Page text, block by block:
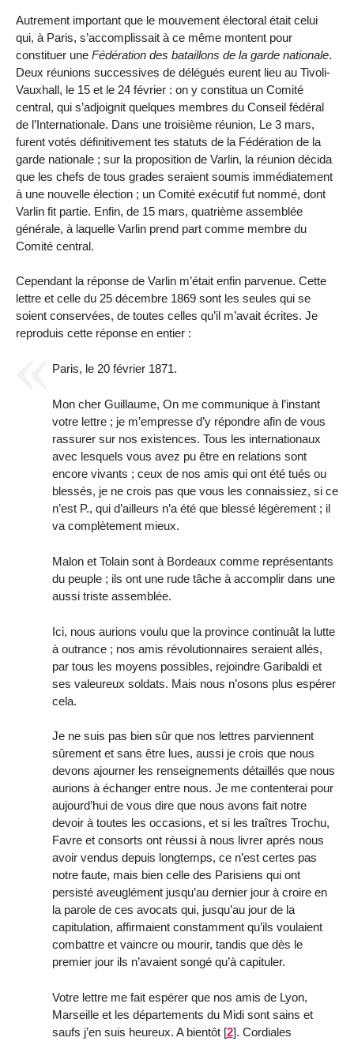
Autrement important que le mouvement électoral était celui
qui, à Paris, s’accomplissait à ce même montent pour
constituer une Fédération des bataillons de la garde nationale.
Deux réunions successives de délégués eurent lieu au Tivoli-
Vauxhall, le 15 et le 24 février : on y constitua un Comité
central, qui s’adjoignit quelques membres du Conseil fédéral
de l’Internationale. Dans une troisième réunion, Le 3 mars,
furent votés définitivement tes statuts de la Fédération de la
garde nationale ; sur la proposition de Varlin, la réunion décida
que les chefs de tous grades seraient soumis immédiatement
à une nouvelle élection ; un Comité exécutif fut nommé, dont
Varlin fit partie. Enfin, de 15 mars, quatrième assemblée
générale, à laquelle Varlin prend part comme membre du
Comité central.
Cependant la réponse de Varlin m’était enfin parvenue. Cette
lettre et celle du 25 décembre 1869 sont les seules qui se
soient conservées, de toutes celles qu’il m’avait écrites. Je
reproduis cette réponse en entier :
Paris, le 20 février 1871.
Mon cher Guillaume, On me communique à l’instant
votre lettre ; je m’empresse d’y répondre afin de vous
rassurer sur nos existences. Tous les internationaux
avec lesquels vous avez pu être en relations sont
encore vivants ; ceux de nos amis qui ont été tués ou
blessés, je ne crois pas que vous les connaissiez, si ce
n’est P., qui d’ailleurs n’a été que blessé légèrement ; il
va complètement mieux.
Malon et Tolain sont à Bordeaux comme représentants
du peuple ; ils ont une rude tâche à accomplir dans une
aussi triste assemblée.
Ici, nous aurions voulu que la province continuât la lutte
à outrance ; nos amis révolutionnaires seraient allés,
par tous les moyens possibles, rejoindre Garibaldi et
ses valeureux soldats. Mais nous n’osons plus espérer
cela.
Je ne suis pas bien sûr que nos lettres parviennent
sûrement et sans être lues, aussi je crois que nous
devons ajourner les renseignements détaillés que nous
aurions à échanger entre nous. Je me contenterai pour
aujourd’hui de vous dire que nous avons fait notre
devoir à toutes les occasions, et si les traîtres Trochu,
Favre et consorts ont réussi à nous livrer après nous
avoir vendus depuis longtemps, ce n’est certes pas
notre faute, mais bien celle des Parisiens qui ont
persisté aveuglément jusqu’au dernier jour à croire en
la parole de ces avocats qui, jusqu’au jour de la
capitulation, affirmaient constamment qu’ils voulaient
combattre et vaincre ou mourir, tandis que dès le
premier jour ils n’avaient songé qu’à capituler.
Votre lettre me fait espérer que nos amis de Lyon,
Marseille et les départements du Midi sont sains et
saufs j’en suis heureux. A bientôt[2]. Cordiales